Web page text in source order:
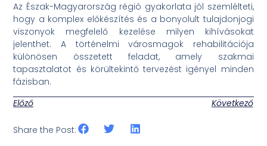
Az Észak-Magyarország régió gyakorlata jól szemlélteti,
hogy a komplex előkészítés és a bonyolult tulajdonjogi
viszonyok megfelelő kezelése milyen kihívásokat
jelenthet. A történelmi városmagok rehabilitációja
különösen összetett feladat, amely szakmai
tapasztalatot és körültekintő tervezést igényel minden
fázisban.
Előző
Következő
Share the Post: